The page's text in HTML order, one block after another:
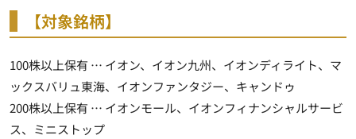
【対象銘柄】
100株以上保有 … イオン、イオン九州、イオンディライト、マ
ックスバリュ東海、イオンファンタジー、キャンドゥ
200株以上保有 … イオンモール、イオンフィナンシャルサービ
ス、ミニストップ